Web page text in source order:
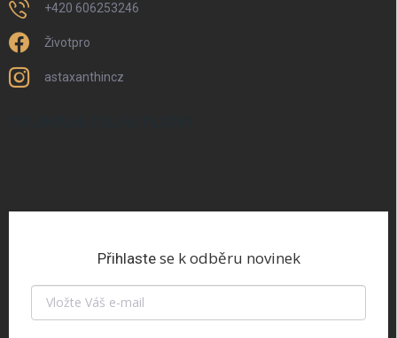
+420 606253246
Životpro
astaxanthincz
Přihlastese k odběru novinek